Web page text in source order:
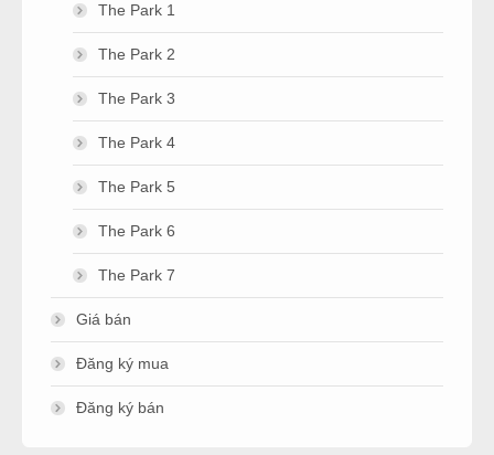
The Park 1
The Park 2
The Park 3
The Park 4
The Park 5
The Park 6
The Park 7
Giá bán
Đăng ký mua
Đăng ký bán